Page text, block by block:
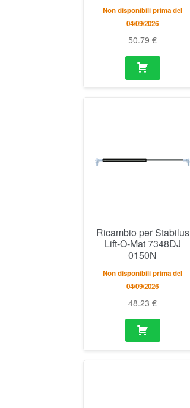
Non disponibili prima del
04/09/2026
50.79€
Ricambio per Stabilus
Lift-O-Mat 7348DJ
0150N
Non disponibili prima del
04/09/2026
48.23€